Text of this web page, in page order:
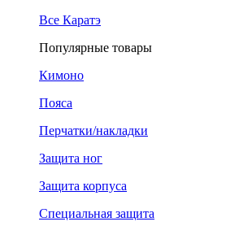
Все Каратэ
Популярные товары
Кимоно
Пояса
Перчатки/накладки
Защита ног
Защита корпуса
Специальная защита